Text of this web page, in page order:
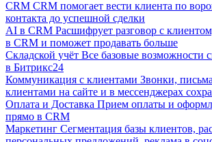
CRM CRM помогает вести клиента по
контакта до успешной сделки
AI в CRM Расшифрует разговор с
в CRM и поможет продавать больше
Складской учёт Все базовые возможности
в Битрикс24
Коммуникация с клиентами Звонки,
клиентами на сайте и в мессенджерах
Оплата и Доставка Прием оплаты и
прямо в CRM
Маркетинг Сегментация базы клиентов,